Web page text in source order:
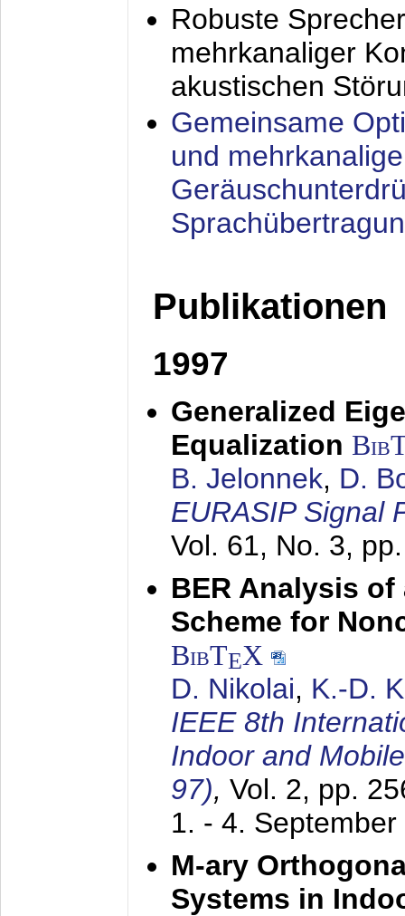
Robuste
mehrkanaliger
akustischen
Gemeinsame
und
Publikationen
1997
Generalized
Equalization
B. Jelonnek, D.
EURASIP Signal
Vol. 61, No. 3,
BER Analysis
Scheme for
BibTEX
D. Nikolai, K.-D.
IEEE 8th
Indoor and
97), Vol. 2, pp.
1. - 4. September
M-ary
Systems in